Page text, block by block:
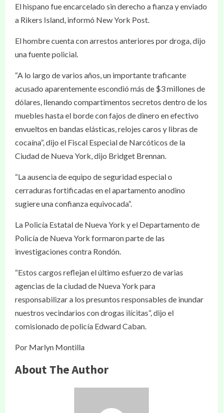
El hispano fue encarcelado sin derecho a fianza y enviado
a Rikers Island, informó New York Post.
El hombre cuenta con arrestos anteriores por droga, dijo
una fuente policial.
“A lo largo de varios años, un importante traficante
acusado aparentemente escondió más de $3 millones de
dólares, llenando compartimentos secretos dentro de los
muebles hasta el borde con fajos de dinero en efectivo
envueltos en bandas elásticas, relojes caros y libras de
cocaína”, dijo el Fiscal Especial de Narcóticos de la
Ciudad de Nueva York, dijo Bridget Brennan.
“La ausencia de equipo de seguridad especial o
cerraduras fortificadas en el apartamento anodino
sugiere una confianza equivocada“.
La Policía Estatal de Nueva York y el Departamento de
Policía de Nueva York formaron parte de las
investigaciones contra Rondón.
“Estos cargos reflejan el último esfuerzo de varias
agencias de la ciudad de Nueva York para
responsabilizar a los presuntos responsables de inundar
nuestros vecindarios con drogas ilícitas”, dijo el
comisionado de policía Edward Caban.
Por Marlyn Montilla
About The Author